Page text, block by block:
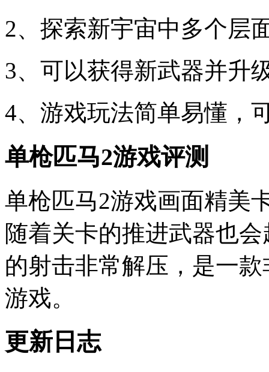
2、探索新宇宙中多个层
3、可以获得新武器并升
4、游戏玩法简单易懂，
单枪匹马2游戏评测
单枪匹马2游戏画面精美
随着关卡的推进武器也
的射击非常解压，是一
游戏。
更新日志